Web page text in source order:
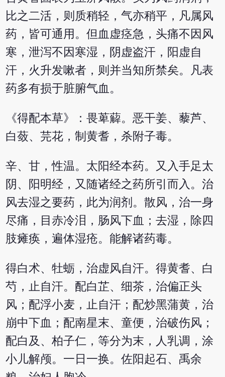
比之二活，则质稍轻，气亦稍平，凡属风
药，皆可通用。但血虚痉急，头痛不因风
寒，泄泻不因寒湿，阴虚盗汗，阳虚自
汗，火升发嗽者，则并当知所禁矣。凡表
药多有损于脏腑气血。
《得配本草》：畏萆薢。恶干姜、藜芦、
白蔹、芫花，制黄耆，杀附子毒。
辛、甘，性温。太阳经本药。又入手足太
阴、阳明经，又随诸经之药所引而入。治
风去湿之要药，此为润剂。散风，治一身
尽痛，目赤冷泪，肠风下血；去湿，除四
肢瘫痪，遍体湿疮。能解诸药毒。
得白术、牡蛎，治虚风自汗。得黄耆、白
芍，止自汗。配白芷、细茶，治偏正头
风；配浮小麦，止自汗；配炒黑蒲黄，治
崩中下血；配南星末、童便，治破伤风；
配白及、柏子仁，等分为末，人乳调，涂
小儿解颅。一日一换。佐阳起石、禹余